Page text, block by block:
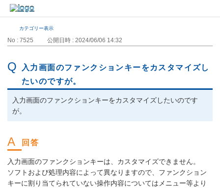
カテゴリー表示
No : 7525 公開日時 : 2024/06/06 14:32
入力画面のファンクションキーをカスタマイズし
たいのですが。
入力画面のファンクションキーをカスタマイズしたいのです
が。
入力画面のファンクションキーは、カスタマイズできません。
ソフトおよび処理内容によって異なりますので、ファンクション
キーに割り当てられていない操作内容についてはメニュー等より